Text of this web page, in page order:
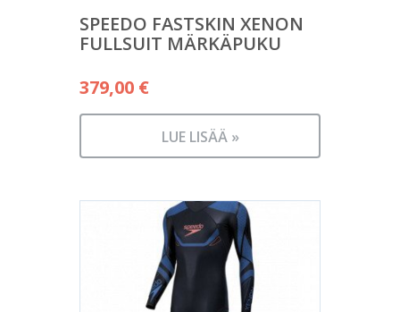
SPEEDO FASTSKIN XENON
FULLSUIT MÄRKÄPUKU
379,00 €
LUE LISÄÄ »